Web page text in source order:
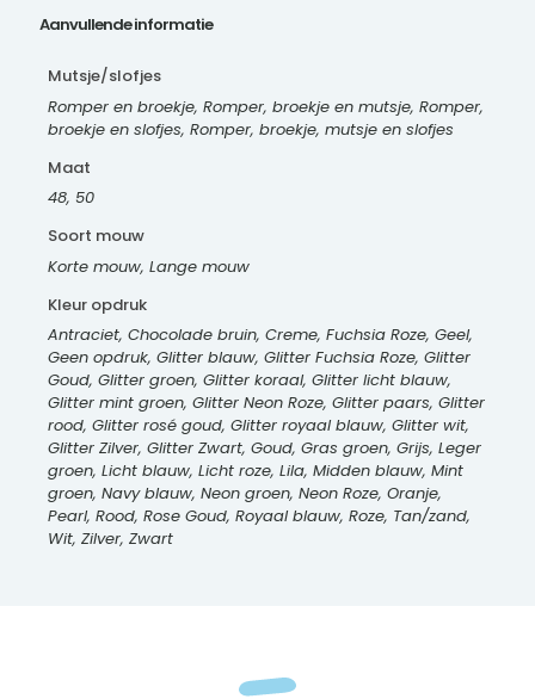
Aanvullende informatie
Mutsje/slofjes
Romper en broekje, Romper, broekje en mutsje, Romper,
broekje en slofjes, Romper, broekje, mutsje en slofjes
Maat
48, 50
Soort mouw
Korte mouw, Lange mouw
Kleur opdruk
Antraciet, Chocolade bruin, Creme, Fuchsia Roze, Geel,
Geen opdruk, Glitter blauw, Glitter Fuchsia Roze, Glitter
Goud, Glitter groen, Glitter koraal, Glitter licht blauw,
Glitter mint groen, Glitter Neon Roze, Glitter paars, Glitter
rood, Glitter rosé goud, Glitter royaal blauw, Glitter wit,
Glitter Zilver, Glitter Zwart, Goud, Gras groen, Grijs, Leger
groen, Licht blauw, Licht roze, Lila, Midden blauw, Mint
groen, Navy blauw, Neon groen, Neon Roze, Oranje,
Pearl, Rood, Rose Goud, Royaal blauw, Roze, Tan/zand,
Wit, Zilver, Zwart